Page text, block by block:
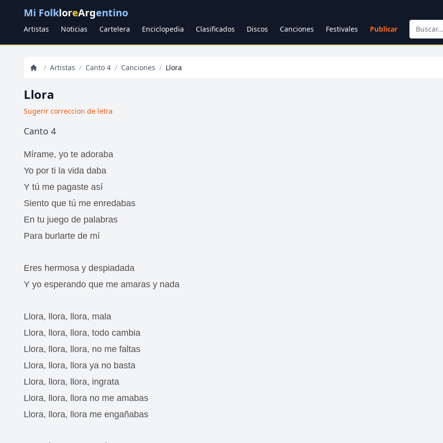
Mi FolkloreArgentino
Artistas Noticias Cartelera Enciclopedia Clasificados Discos Canciones Festivales Publicar
/ Artistas / Canto 4 / Canciones / Llora
Llora
Sugerir correccion de letra
Canto 4
Mírame, yo te adoraba
Yo por ti la vida daba
Y tú me pagaste así
Siento que tú me enredabas
En tu juego de palabras
Para burlarte de mí
Eres hermosa y despiadada
Y yo esperando que me amaras y nada
Llora, llora, llora, mala
Llora, llora, llora, todo cambia
Llora, llora, llora, no me faltas
Llora, llora, llora ya no basta
Llora, llora, llora, ingrata
Llora, llora, llora no me amabas
Llora, llora, llora me engañabas